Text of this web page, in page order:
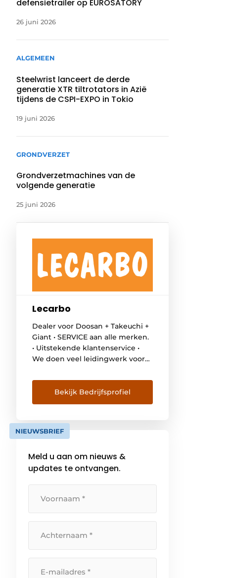
defensietrailer op EUROSATORY
26 juni 2026
ALGEMEEN
Steelwrist lanceert de derde
generatie XTR tiltrotators in Azië
tijdens de CSPI-EXPO in Tokio
19 juni 2026
GRONDVERZET
Grondverzetmachines van de
volgende generatie
25 juni 2026
Lecarbo
Dealer voor Doosan + Takeuchi +
Giant • SERVICE aan alle merken.
• Uitstekende klantenservice •
We doen veel leidingwerk voor
en monteren vaak
boomklemmen op minigravers
en grotere graafmachines
verkoop van nieuwe machines
kijken we altijd samen met de
Bekijk Bedrijfsprofiel
NIEUWSBRIEF
Meld u aan om nieuws &
updates te ontvangen.